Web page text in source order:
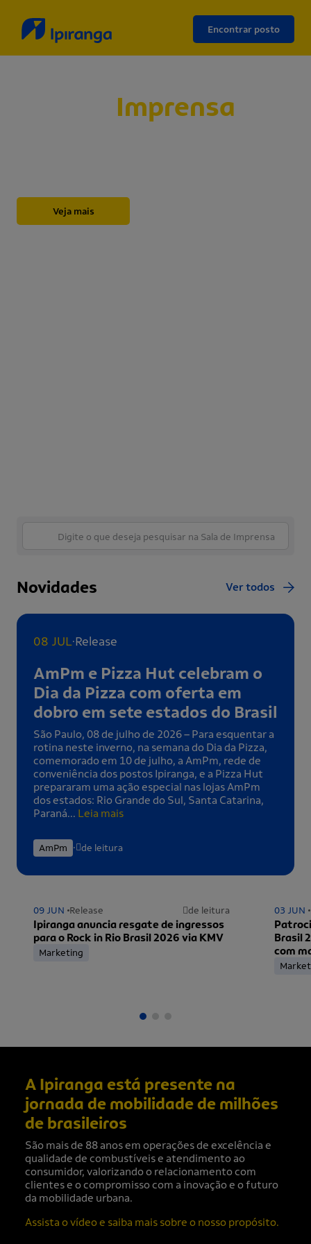
Encontrar posto
Imprensa
Veja mais
Novidades Ver todos
08 JUL.Release
AmPm e Pizza Hut celebram o
Dia da Pizza com oferta em
dobro em sete estados do Brasil
São Paulo, 08 de julho de 2026 – Para esquentar a
rotina neste inverno, na semana do Dia da Pizza,
comemorado em 10 de julho, a AmPm, rede de
conveniência dos postos Ipiranga, e a Pizza Hut
prepararam uma ação especial nas lojas AmPm
dos estados: Rio Grande do Sul, Santa Catarina,
Paraná... Leia mais
AmPm . de leitura
09 JUN Release de leitura
Ipiranga anuncia resgate de ingressos
para o Rock in Rio Brasil 2026 via KMV
Marketing
03 JUN
Brasil
com
A Ipiranga está presente na
jornada de mobilidade de milhões
de brasileiros
São mais de 88 anos em operações de excelência e
qualidade de combustíveis e atendimento ao
consumidor, valorizando o relacionamento com
clientes e o compromisso com a inovação e o futuro
da mobilidade urbana.
Assista o vídeo e saiba mais sobre o nosso propósito.